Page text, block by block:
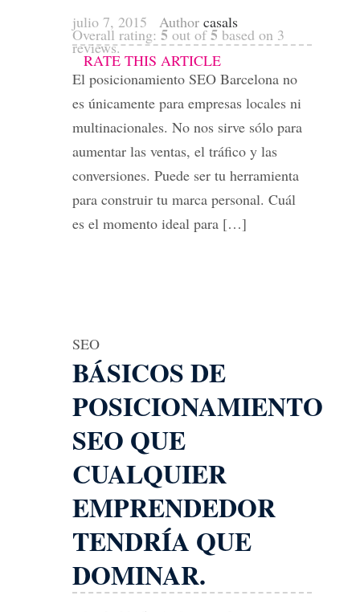
julio 7, 2015 Author casals
Overall rating: 5out of5 based on 3
reviews.
RATE THIS ARTICLE
El posicionamiento SEO Barcelona no
es únicamente para empresas locales ni
multinacionales. No nos sirve sólo para
aumentar las ventas, el tráfico y las
conversiones. Puede ser tu herramienta
para construir tu marca personal. Cuál
es el momento ideal para […]
SEO
BÁSICOS DE
POSICIONAMIENTO
SEO QUE
CUALQUIER
EMPRENDEDOR
TENDRÍA QUE
DOMINAR.